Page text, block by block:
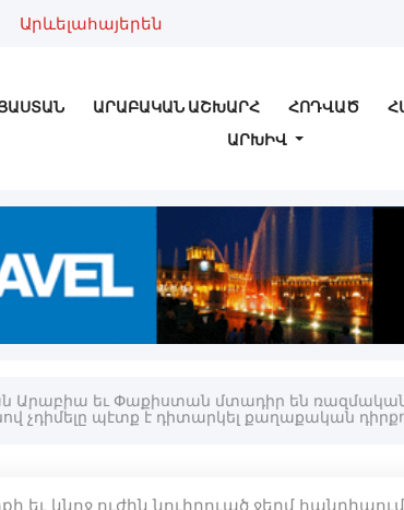
Արևելահայերեն
ԱՐԱԲԱԿԱՆ ԱՇԽԱՐՀ ՀՈԴՎԱԾ
ԱՐԽԻՎ
Արաբիա եւ Փաքիստան մտադիր են ռազմական
եւ կնոջ ուժին նուիրուած ջերմ